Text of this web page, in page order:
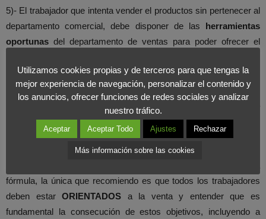
5)- El trabajador que intenta vender el productos sin pertenecer al
departamento comercial, debe disponer de las herramientas
oportunas del departamento de ventas para poder ofrecer el
administrativos de los otros trabajadores incorporados a vender.
6)- La compañía lanza un mensaje negativo al exterior por dar a
entender que tiene dificultades en la captación denuevos
fórmula, la única que recomiendo es que todos los trabajadores
deben estarORIENTADOS a la venta y entender que es
fundamental la consecución de estos objetivos, incluyendo a
Utilizamos cookies propias y de terceros para que tengas la
mejor experiencia de navegación, personalizar el contenido y
los anuncios, ofrecer funciones de redes sociales y analizar
nuestro tráfico.
Aceptar Aceptar Todo Ajustes Rechazar
Más información sobre las cookies